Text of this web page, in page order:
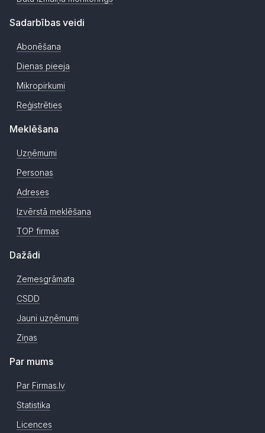
Sadarbības veidi
Abonēšana
Dienas pieeja
Mikropirkumi
Reģistrēties
Meklēšana
Uzņēmumi
Personas
Adreses
Izvērstā meklēšana
TOP firmas
Dažādi
Zemesgrāmata
CSDD
Jauni uzņēmumi
Ziņas
Par mums
Par Firmas.lv
Statistika
Licences